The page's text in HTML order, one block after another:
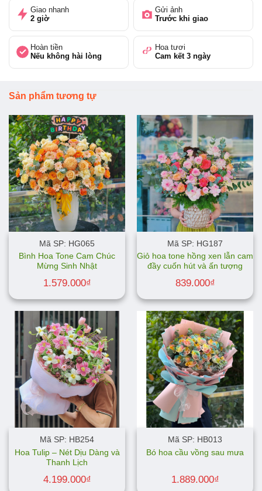
Giao nhanh
2 giờ
Gửi ảnh
Trước khi giao
Hoàn tiền
Nếu không hài lòng
Hoa tươi
Cam kết 3 ngày
Sản phẩm tương tự
Mã SP: HG065
Bình Hoa Tone Cam Chúc
Mừng Sinh Nhật
1.579.000₫
Mã SP: HG187
Giỏ hoa tone hồng xen lẫn cam
đầy cuốn hút và ấn tượng
839.000₫
Mã SP: HB254
Hoa Tulip – Nét Dịu Dàng và
Thanh Lịch
4.199.000₫
Mã SP: HB013
Bó hoa cầu vồng sau mưa
1.889.000₫